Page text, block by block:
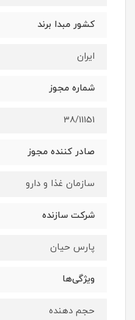
کشور مبدا برند
ایران
شماره مجوز
38/11151
صادر کننده مجوز
سازمان غذا و دارو
شرکت سازنده
پارس حیان
ویژگی‌ها
حجم دهنده